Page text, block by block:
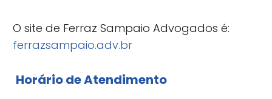
O site de Ferraz Sampaio Advogados é:
ferrazsampaio.adv.br
Horário de Atendimento